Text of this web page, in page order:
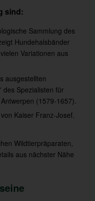
sind:
Sammlung des
Hundehalsbänder
Variationen aus
ausgestellten
des Spezialisten für
(1579-1657).
Kaiser Franz-Josef.
Wildtierpräparaten,
aus nächster Nähe